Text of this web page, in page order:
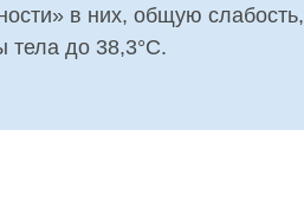
в них, общую слабость,
тела до 38,3°С.